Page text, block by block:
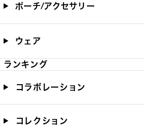
ポーチ/アクセサリー
ウェア
ランキング
コラボレーション
コレクション